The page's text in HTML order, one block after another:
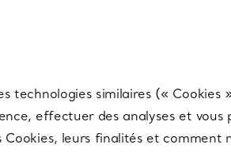
technologies similaires («
effectuer des analyses et
Cookies, leurs finalités et